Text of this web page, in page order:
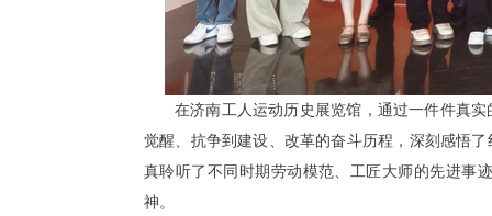
在济南工人运动历史展览馆，通过一件件真
觉醒、抗争到建设、改革的奋斗历程，深刻感悟
真聆听了不同时期劳动模范、工匠大师的先进事
神。